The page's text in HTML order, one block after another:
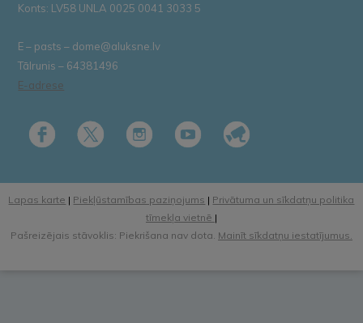
Konts: LV58 UNLA 0025 0041 3033 5
E – pasts – dome@aluksne.lv
Tālrunis – 64381496
E-adrese
Lapas karte | Piekļūstamības paziņojums | Privātuma un sīkdatņu politika
tīmekļa vietnē |
Pašreizējais stāvoklis: Piekrišana nav dota. Mainīt sīkdatņu iestatījumus.